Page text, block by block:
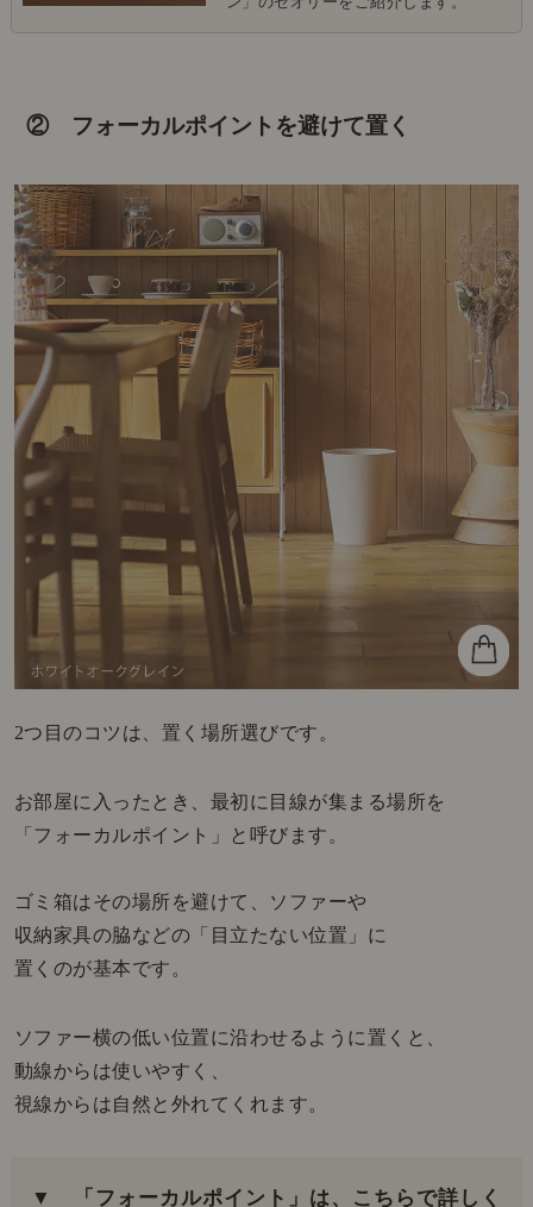
② フォーカルポイントを避けて置く
2つ目のコツは、置く場所選びです。
お部屋に入ったとき、最初に目線が集まる場所を
「フォーカルポイント」と呼びます。
ゴミ箱はその場所を避けて、ソファーや
収納家具の脇などの「目立たない位置」に
置くのが基本です。
ソファー横の低い位置に沿わせるように置くと、
動線からは使いやすく、
視線からは自然と外れてくれます。
▼ 「フォーカルポイント」は、こちらで詳しく